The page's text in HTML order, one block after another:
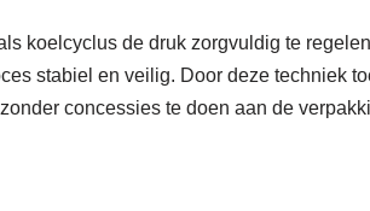
koelcyclus de druk zorgvuldig te
stabiel en veilig. Door deze techniek
concessies te doen aan de